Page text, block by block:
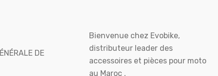
DE
Bienvenue chez Evobike,
distributeur leader des
accessoires et pièces pour moto
au Maroc .